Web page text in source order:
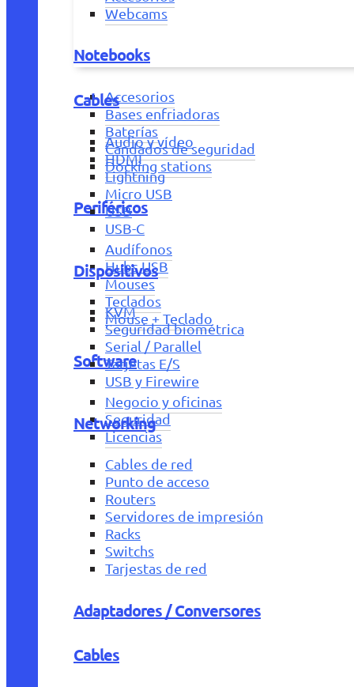
Webcams
Notebooks
Accesorios
Bases enfriadoras
Baterías
Candados de seguridad
Docking stations
Periféricos
Audífonos
Hubs USB
Mouses
Teclados
Mouse + Teclado
Software
Negocio y oficinas
Seguridad
Licencias
Cables
Audio y vídeo
HDMI
Lightning
Micro USB
USB
USB-C
Dispositivos
KVM
Seguridad biométrica
Serial / Parallel
Tarjetas E/S
USB y Firewire
Networking
Cables de red
Punto de acceso
Routers
Servidores de impresión
Racks
Switchs
Tarjestas de red
Adaptadores / Conversores
Cables